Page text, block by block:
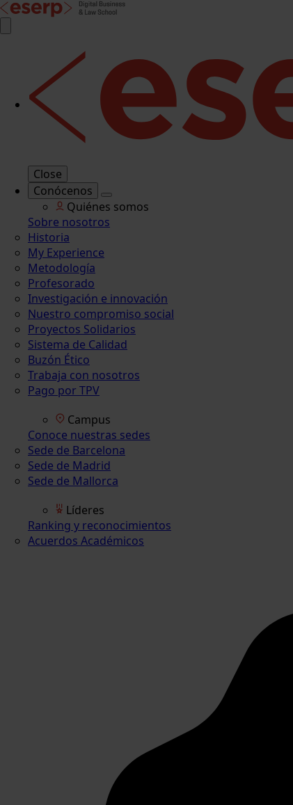
Close
Conócenos
Quiénes somos
Sobre nosotros
Historia
My Experience
Metodología
Profesorado
Investigación e innovación
Nuestro compromiso social
Proyectos Solidarios
Sistema de Calidad
Buzón Ético
Trabaja con nosotros
Pago por TPV
Campus
Conoce nuestras sedes
Sede de Barcelona
Sede de Madrid
Sede de Mallorca
Líderes
Ranking y reconocimientos
Acuerdos Académicos